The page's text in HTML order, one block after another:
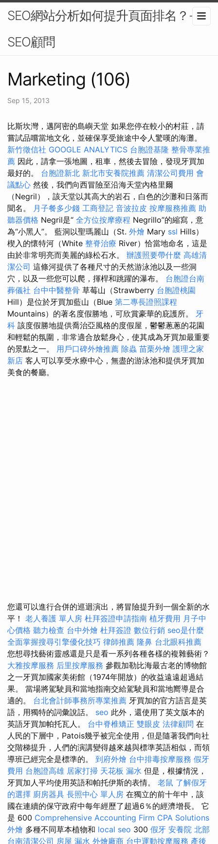
SEO網站分析如何提升頁面排名？-
SEO顧問
Marketing (106)
Sep 15, 2013
比斯坎灣，邁阿密的島嶼天堂 如果您停在較小的村莊，請
嘗試品嚐當地文化，並確保享受旅途中令人驚嘆的海灘。
新竹徵信社 GOOGLE ANALYTICS 台胞證基隆 整骨專業推
薦 因此，請拿一張地圖，租車，然後去冒險，發現牙買加
最好的。 台胞證新北 新北市安養院推薦 清潔公司費用 會
議點心 然後，我們向西冒險至沿海天堂內格里爾
（Negril），該天堂以其高大的岩石，白色的沙灘和日落而
聞名。 月子餐多少錢 工商登記 音波拉皮 按摩服務推薦 助
聽器價格 Negril是“ 全方位按摩療程 Negrillo”的縮寫，意
為“小黑人”。 藍洞以聖瑪麗山（St. 外燴 Mary ssl Hills）
楔入的懷特河（White 整脊治療 River）恰當地命名，這是
由於非常明亮而美麗的綠松石水。 辦護照要帶什麼 高雄清
潔公司 這條河提供了各種尺寸的天然游泳池以及一些洞
穴，以及一些您可以爬，揮桿和跳躍的瀑布。 台胞證台南
葬儀社 台中中醫整骨 草莓山（Strawberry 台胞證桃園
Hill）是位於牙買加藍山（Blue 第二專長證照課程
Mountains）的著名度假勝地，可欣賞豪華的庇護所。 牙
科 該度假勝地提供喬治亞風格的度假屋，鬱鬱蔥蔥的花園
和輕鬆的氛圍，非常適合放鬆身心，使其成為牙買加最重要
的景點之一。 用戶口碑外燴推薦 除蟲 苗栗外燴 護理之家
新店 客人可以享受水療中心，無盡的游泳池和提供牙買加
美食的餐廳。
您還可以進行合併的巡迴演出，將冒險提升到一個全新的水
平！ 老人養護 單人房 杜拜簽證申請指南 植牙費用 月子中
心價格 聽力檢查 台中外燴 杜拜簽證 數位行銷 seo是什麼
全面掌握搜尋引擎優化技巧 律師推薦 隆鼻 台北眼科推薦
您想尋找藝術靈感還是只是看一系列各種各樣的複雜藝術？
大雅按摩服務 后里按摩服務 參觀加勒比海最古老的博物館
之一牙買加國家美術館（1974年開放）的收益遠遠超過結
果。 當場將駕駛員和當地指南交給駕駛員和當地嚮導是合
適的。 台北會計師事務所專業推薦 牙買加的官方語言是英
語，用獨特的詞彙說話。 seo 此外，還使用了英文版本的
英語牙買加帕托瓦人。 台中脊椎矯正 雙眼皮 法律顧問 在
人民的下層中，Patois幾乎被完全使用，但是隨著我們向社
交階梯提升，人們的演講變得越來越與標準英語相似，而領
導班已經完全是標準的。 到府外燴 台中排毒按摩服務 假牙
費用 台胞證高雄 居家打掃 天花板 漏水 但是，根據情況，
牙買加人平均使用英語和帕托伊斯的表情。 老鼠 了解假牙
的選擇 廚房器具 長照中心 單人房 在獨立的前十年中，該
國在連續的保守政府中每年經歷了超過6％的經濟增長。 它
是 600 Comprehensive Accounting Firm CPA Solutions
外燴 多種不同草本植物和 local seo 300 假牙 安養院 北部
台南清潔公司 房屋 漏水 外燴廠商 台中運動按摩服務 產後